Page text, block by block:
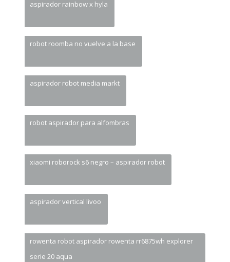
aspirador rainbow x hyla
robot roomba no vuelve a la base
aspirador robot media markt
robot aspirador para alfombras
xiaomi roborock s6 negro – aspirador robot
aspirador vertical livoo
rowenta robot aspirador rowenta rr6875wh explorer
serie 20 aqua